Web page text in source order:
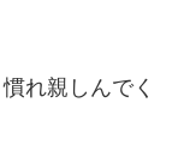
れ親しんでく